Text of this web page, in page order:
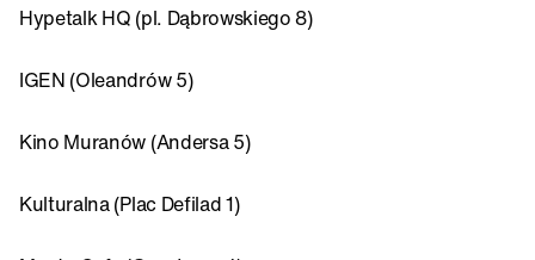
Hypetalk HQ (pl. Dąbrowskiego 8)
IGEN (Oleandrów 5)
Kino Muranów (Andersa 5)
Kulturalna (Plac Defilad 1)